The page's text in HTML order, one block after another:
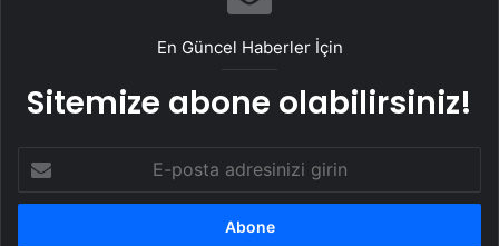
En Güncel Haberler İçin
Sitemize abone olabilirsiniz!
posta
adresinizi